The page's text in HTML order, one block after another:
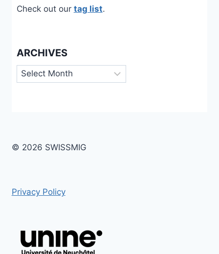
Check out our tag list.
ARCHIVES
Archives
© 2026 SWISSMIG
Privacy Policy